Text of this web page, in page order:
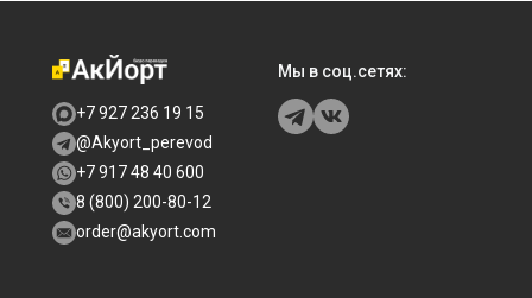
Мы в соц.сетях:
+7 927 236 19 15
@Akyort_perevod
+7 917 48 40 600
8 (800) 200-80-12
order@akyort.com